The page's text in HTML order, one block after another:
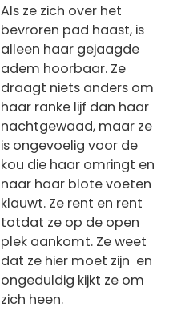
Als ze zich over het
bevroren pad haast, is
alleen haar gejaagde
adem hoorbaar. Ze
draagt niets anders om
haar ranke lijf dan haar
nachtgewaad, maar ze
is ongevoelig voor de
kou die haar omringt en
naar haar blote voeten
klauwt. Ze rent en rent
totdat ze op de open
plek aankomt. Ze weet
dat ze hier moet zijn en
ongeduldig kijkt ze om
zich heen.